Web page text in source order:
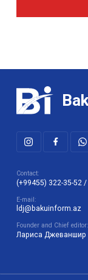
Contact:
(+99455) 322-35-52 /
E-mail:
ldj@bakuinform.az
Founder and Chief editor:
Лариса Джеваншир